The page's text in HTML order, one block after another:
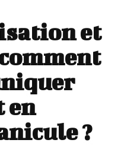
et
en
?